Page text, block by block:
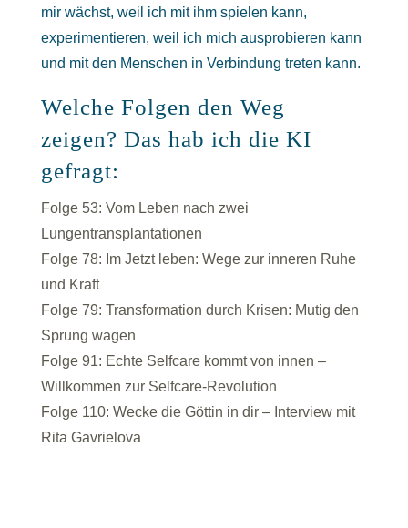
mir wächst, weil ich mit ihm spielen kann,
experimentieren, weil ich mich ausprobieren kann
und mit den Menschen in Verbindung treten kann.
Welche Folgen den Weg
zeigen? Das hab ich die KI
gefragt:
Folge 53: Vom Leben nach zwei
Lungentransplantationen
Folge 78: Im Jetzt leben: Wege zur inneren Ruhe
und Kraft
Folge 79: Transformation durch Krisen: Mutig den
Sprung wagen
Folge 91: Echte Selfcare kommt von innen –
Willkommen zur Selfcare-Revolution
Folge 110: Wecke die Göttin in dir – Interview mit
Rita Gavrielova